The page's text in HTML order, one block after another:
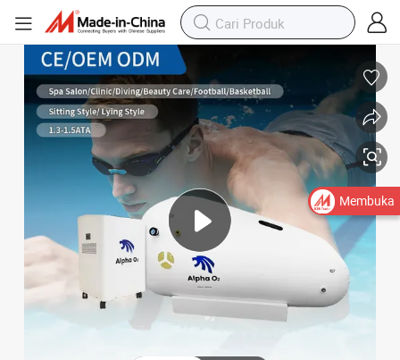
Membuka